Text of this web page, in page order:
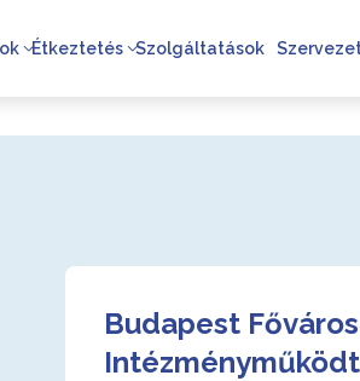
Étkeztetés Szolgáltatások
Budapest